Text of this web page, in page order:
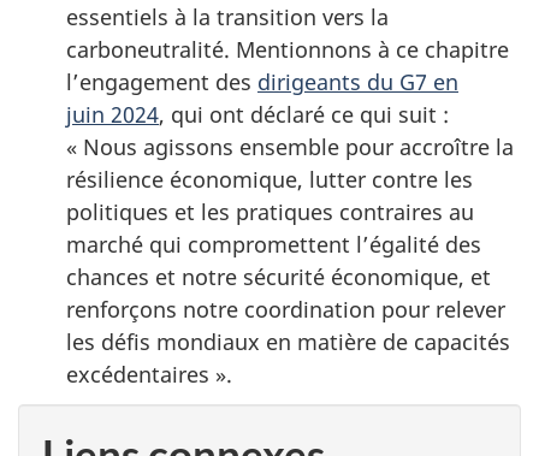
essentiels à la transition vers la
carboneutralité. Mentionnons à ce chapitre
l’engagement des dirigeants du G7 en
juin 2024, qui ont déclaré ce qui suit :
« Nous agissons ensemble pour accroître la
résilience économique, lutter contre les
politiques et les pratiques contraires au
marché qui compromettent l’égalité des
chances et notre sécurité économique, et
renforçons notre coordination pour relever
les défis mondiaux en matière de capacités
excédentaires ».